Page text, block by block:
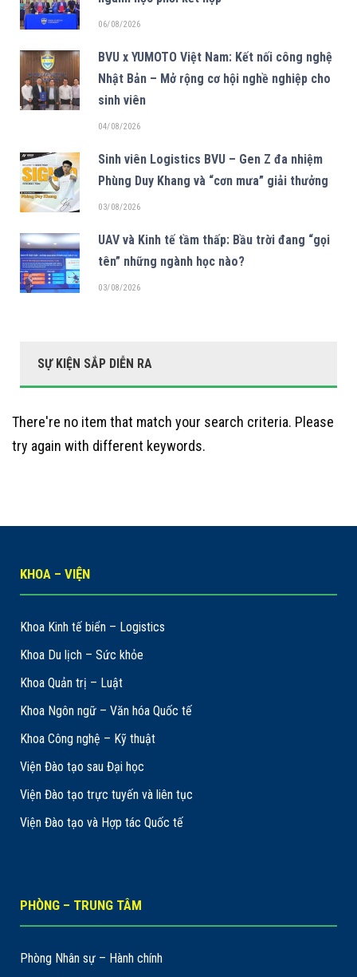
06/08/2026
BVU x YUMOTO Việt Nam: Kết nối công nghệ
Nhật Bản – Mở rộng cơ hội nghề nghiệp cho
sinh viên
04/08/2026
Sinh viên Logistics BVU – Gen Z đa nhiệm
Phùng Duy Khang và “cơn mưa” giải thưởng
03/08/2026
UAV và Kinh tế tầm thấp: Bầu trời đang “gọi
tên” những ngành học nào?
03/08/2026
SỰ KIỆN SẮP DIỄN RA
There're no item that match your search criteria. Please
try again with different keywords.
KHOA – VIỆN
Khoa Kinh tế biển – Logistics
Khoa Du lịch – Sức khỏe
Khoa Quản trị – Luật
Khoa Ngôn ngữ – Văn hóa Quốc tế
Khoa Công nghệ – Kỹ thuật
Viện Đào tạo sau Đại học
Viện Đào tạo trực tuyến và liên tục
Viện Đào tạo và Hợp tác Quốc tế
PHÒNG – TRUNG TÂM
Phòng Nhân sự – Hành chính